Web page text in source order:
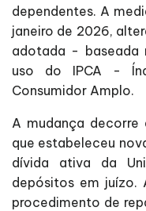
dependentes. A
janeiro de 2026,
adotada -
uso do IPCA -
Consumidor Amplo.
A mudança
que estabeleceu
dívida ativa da
depósitos em juízo.
procedimento de